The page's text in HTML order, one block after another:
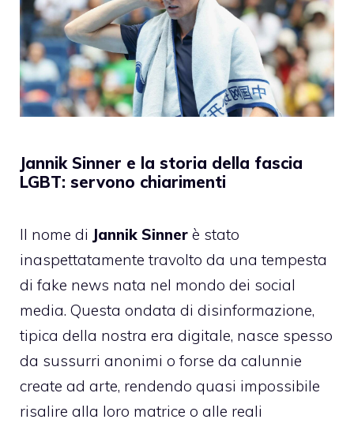
Jannik Sinner e la storia della fascia
LGBT: servono chiarimenti
Il nome di Jannik Sinner è stato
inaspettatamente travolto da una tempesta
di fake news nata nel mondo dei social
media. Questa ondata di disinformazione,
tipica della nostra era digitale, nasce spesso
da sussurri anonimi o forse da calunnie
create ad arte, rendendo quasi impossibile
risalire alla loro matrice o alle reali